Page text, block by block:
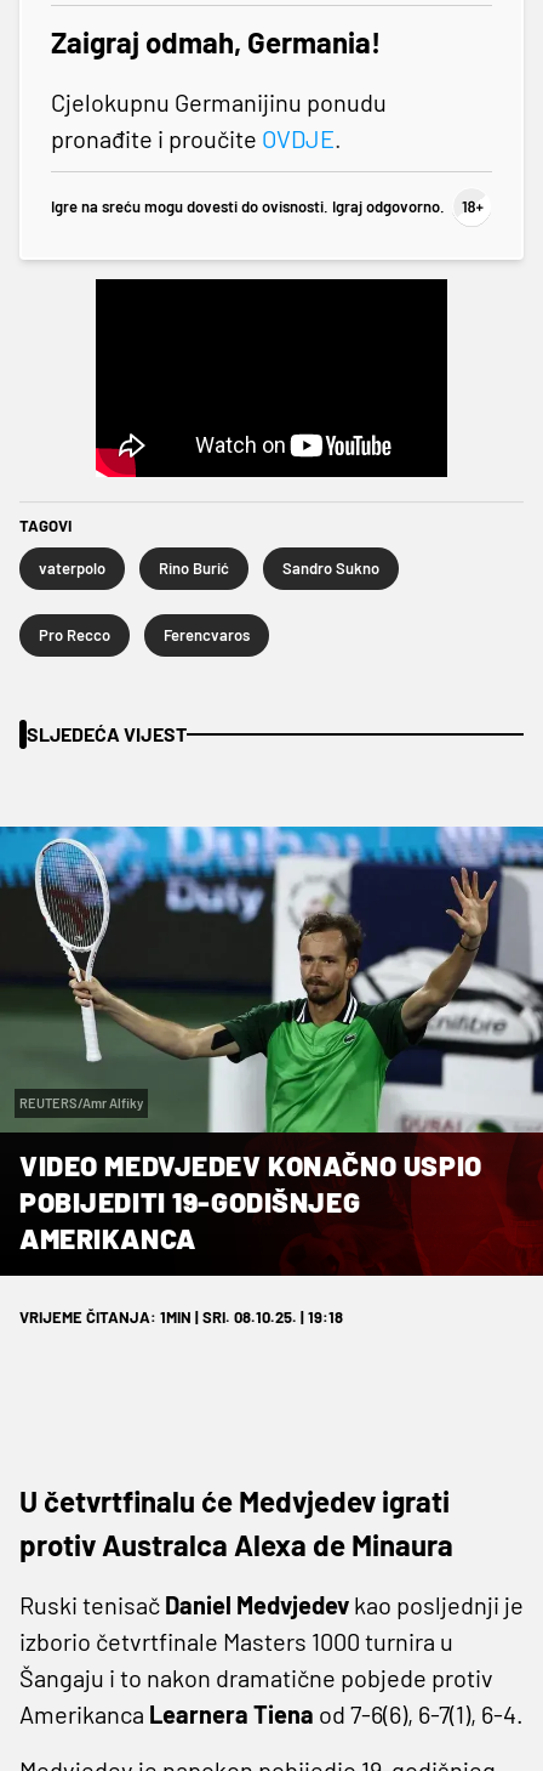
Zaigraj odmah, Germania!
Cjelokupnu Germanijinu ponudu
pronađite i proučite OVDJE.
Igre na sreću mogu dovesti do ovisnosti. Igraj odgovorno.
TAGOVI
vaterpolo Rino Burić Sandro Sukno
Pro Recco Ferencvaros
SLJEDEĆA VIJEST
REUTERS/Amr Alfiky
VIDEO MEDVJEDEV KONAČNO USPIO
POBIJEDITI 19-GODIŠNJEG
AMERIKANCA
VRIJEME ČITANJA: 1MIN | SRI. 08.10.25. | 19:18
U četvrtfinalu će Medvjedev igrati
protiv Australca Alexa de Minaura
Ruski tenisač Daniel Medvjedev kao posljednji je
izborio četvrtfinale Masters 1000 turnira u
Šangaju i to nakon dramatične pobjede protiv
Amerikanca Learnera Tiena od 7-6(6), 6-7(1), 6-4.